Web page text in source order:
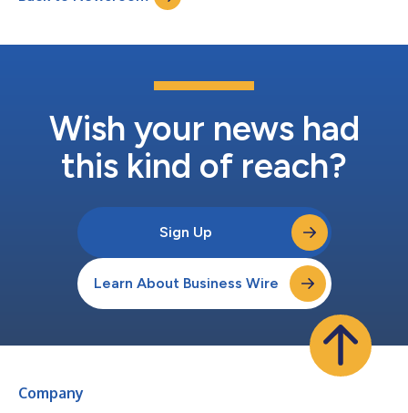
CellPoint Digital durchgeführt, di...
Wish your news had
this kind of reach?
Sign Up
Learn About Business Wire
Company